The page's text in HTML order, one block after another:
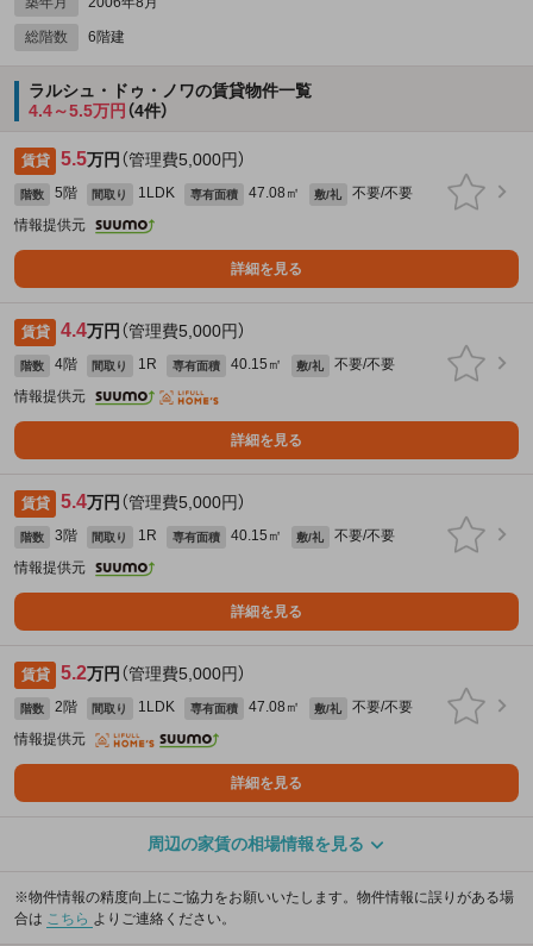
総階数 6階建
ラルシュ・ドゥ・ノワの賃貸物件一覧
4.4～5.5万円 （4件）
賃貸 5.5万円 （管理費5,000円）
階数 5階 間取り 1LDK 専有面積 47.08㎡ 敷/礼
不要/不要
情報提供元
詳細を見る
賃貸 4.4万円 （管理費5,000円）
階数 4階 間取り 1R 専有面積 40.15㎡ 敷/礼
不要/不要
情報提供元
詳細を見る
賃貸 5.4万円 （管理費5,000円）
階数 3階 間取り 1R 専有面積 40.15㎡ 敷/礼
不要/不要
情報提供元
詳細を見る
賃貸 5.2万円 （管理費5,000円）
階数 2階 間取り 1LDK 専有面積 47.08㎡ 敷/礼
不要/不要
情報提供元
詳細を見る
周辺の家賃の相場情報を見る
※物件情報の精度向上にご協力をお願いいたします。物件情報に誤りがある場
合は こちら よりご連絡ください。